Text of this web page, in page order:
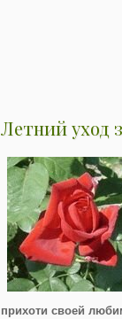
Летний уход
прихоти своей